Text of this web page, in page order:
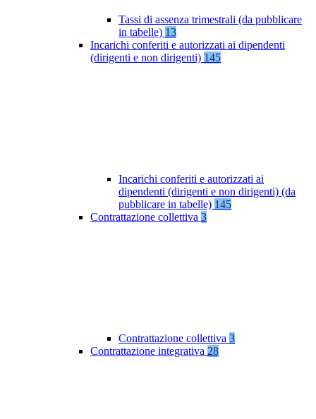
Tassi di assenza trimestrali (da pubblicare
in tabelle) 13
Incarichi conferiti e autorizzati ai dipendenti
(dirigenti e non dirigenti) 145
Incarichi conferiti e autorizzati ai
dipendenti (dirigenti e non dirigenti) (da
pubblicare in tabelle) 145
Contrattazione collettiva 3
Contrattazione collettiva 3
Contrattazione integrativa 28